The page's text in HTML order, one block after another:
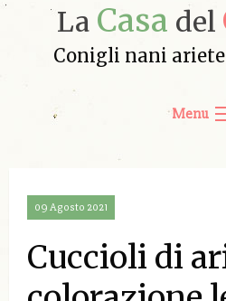
La Casa del
Conigli nani
Menu
09 Agosto 2021
Cuccioli di